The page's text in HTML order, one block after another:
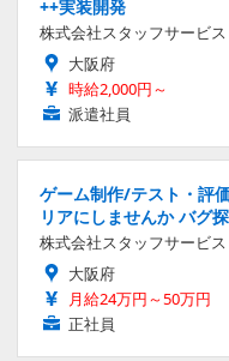
++実装開発
株式会社スタッフサービ
大阪府
時給2,000円～
派遣社員
ゲーム制作/テスト・評
リアにしませんか バグ
株式会社スタッフサービス
大阪府
月給24万円～50万円
正社員